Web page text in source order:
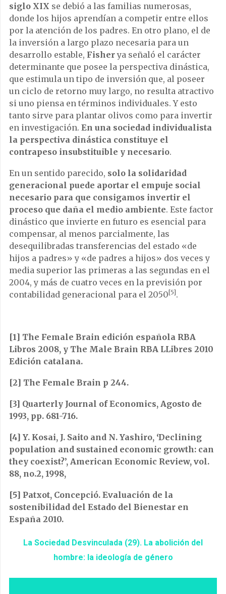
siglo XIX se debió a las familias numerosas,
donde los hijos aprendían a competir entre ellos
por la atención de los padres. En otro plano, el de
la inversión a largo plazo necesaria para un
desarrollo estable, Fisherya señaló el carácter
determinante que posee la perspectiva dinástica,
que estimula un tipo de inversión que, al poseer
un ciclo de retorno muy largo, no resulta atractivo
si uno piensa en términos individuales. Y esto
tanto sirve para plantar olivos como para invertir
en investigación. En una sociedad individualista
la perspectiva dinástica constituye el
contrapeso insubstituible y necesario.
En un sentido parecido, solo la solidaridad
generacional puede aportar el empuje social
necesario para que consigamos invertir el
proceso que daña el medio ambiente. Este factor
dinástico que invierte en futuro es esencial para
compensar, al menos parcialmente, las
desequilibradas transferencias del estado «de
hijos a padres» y «de padres a hijos» dos veces y
media superior las primeras a las segundas en el
2004, y más de cuatro veces en la previsión por
contabilidad generacional para el 2050 [5] .
[1] The Female Brain edición española RBA
Libros 2008, y The Male Brain RBA LLibres 2010
Edición catalana.
[2] The Female Brain p 244.
[3] Quarterly Journal of Economics, Agosto de
1993, pp. 681-716.
[4] Y. Kosai, J. Saito and N. Yashiro, ‘Declining
population and sustained economic growth: can
they coexist?’, American Economic Review, vol.
88, no.2, 1998,
[5] Patxot, Concepció. Evaluación de la
sostenibilidad del Estado del Bienestar en
España 2010.
La Sociedad Desvinculada (29). La abolición del
hombre: la ideología de género